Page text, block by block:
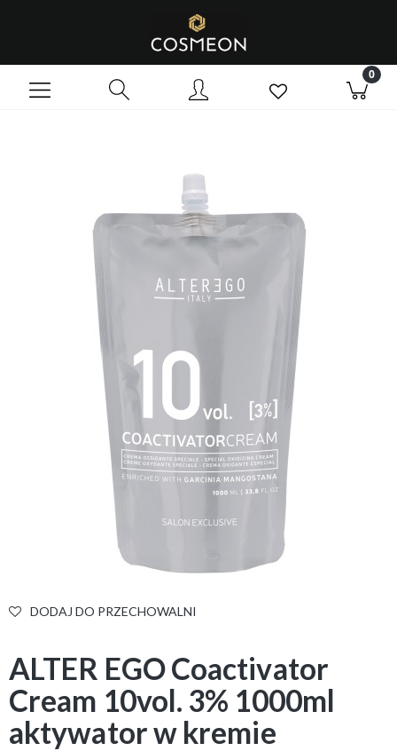
DODAJ DO PRZECHOWALNI
ALTER EGO Coactivator
Cream 10vol. 3% 1000ml
aktywator w kremie